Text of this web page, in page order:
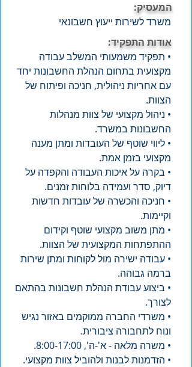
המעסיק:
משרד לשירות ייעוץ חשבונאי
אודות התפקיד:
• תפקיד משמעותי המשלב עבודה
מקצועית בתחום הנהלת החשבונות יחד
עם אחריות ניהולית, חניכה ופיתוח של
הצוות.
• ניהול מקצועי של צוות מנהלות
החשבונות במשרד.
• ליווי שוטף של העובדות ומתן מענה
מקצועי בזמן אמת.
• בקרה על איכות העבודה והקפדה על
דיוק, סדר ועמידה בלוחות זמנים.
• חניכה והכשרה של עובדות חדשות
וקיימות.
• מתן משוב מקצועי שוטף וקידום
ההתפתחות המקצועית של הצוות.
• עבודה ישירה מול לקוחות ומתן שירות
ברמה גבוהה.
• ביצוע עבודת הנהלת חשבונות בהתאם
לצורך.
• משרדי החברה ממוקמים באזור נגיש
ונוח לתחבורה ציבורית.
• משרה מלאה - א'-ה', 8:00-17:00.
• הזדמנות לבנות ולהוביל צוות מקצועי.